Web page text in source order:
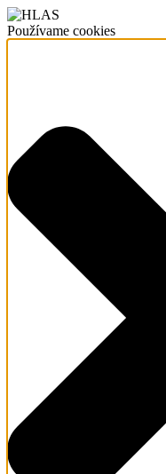
Používame cookies